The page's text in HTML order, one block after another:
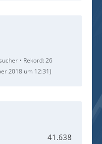
Rekord: 26
2018 um 12:31)
41.638